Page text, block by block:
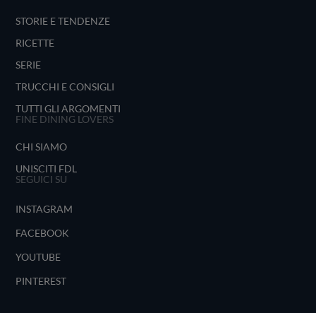
STORIE E TENDENZE
RICETTE
SERIE
TRUCCHI E CONSIGLI
TUTTI GLI ARGOMENTI
FINE DINING LOVERS
CHI SIAMO
UNISCITI FDL
SEGUICI SU
INSTAGRAM
FACEBOOK
YOUTUBE
PINTEREST